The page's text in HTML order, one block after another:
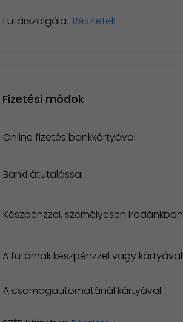
Futárszolgálat Részletek
Fizetési módok
Online fizetés bankkártyával
Banki átutalással
Készpénzzel, személyesen irodánkban
A futárnak készpénzzel vagy kártyával
A csomagautomatánál kártyával